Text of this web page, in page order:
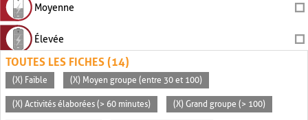
Moyenne
Élevée
TOUTES LES FICHES (14)
(X) Faible (X) Moyen groupe (entre 30 et 100)
(X) Activités élaborées (> 60 minutes) (X) Grand groupe (> 100)